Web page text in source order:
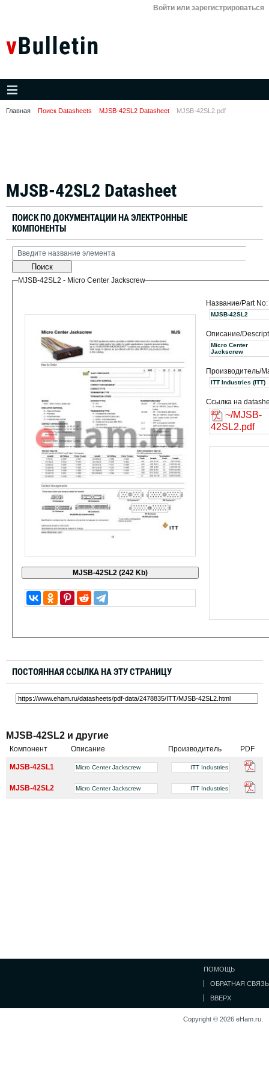
Войти или зарегистрироваться
Главная Поиск Datasheets MJSB-42SL2 Datasheet MJSB-42SL2.pdf
MJSB-42SL2 Datasheet
ПОИСК ПО ДОКУМЕНТАЦИИ НА ЭЛЕКТРОННЫЕ
КОМПОНЕНТЫ
Поиск
MJSB-42SL2 - Micro Center Jackscrew
Название/Part No:
MJSB-42SL2
Описание/
Micro Center
Jackscrew
Производитель/
ITT Industries (ITT)
Ссылка на
~/MJSB-
42SL2.pdf
ПОСТОЯННАЯ ССЫЛКА НА ЭТУ СТРАНИЦУ
MJSB-42SL2 и другие
Компонент Описание Производитель PDF
MJSB-42SL1 Micro Center Jackscrew ITT Industries
MJSB-42SL2 Micro Center Jackscrew ITT Industries
ПОМОЩЬ
ОБРАТНАЯ СВЯЗЬ
ВВЕРХ
Copyright © 2026 eHam.ru.